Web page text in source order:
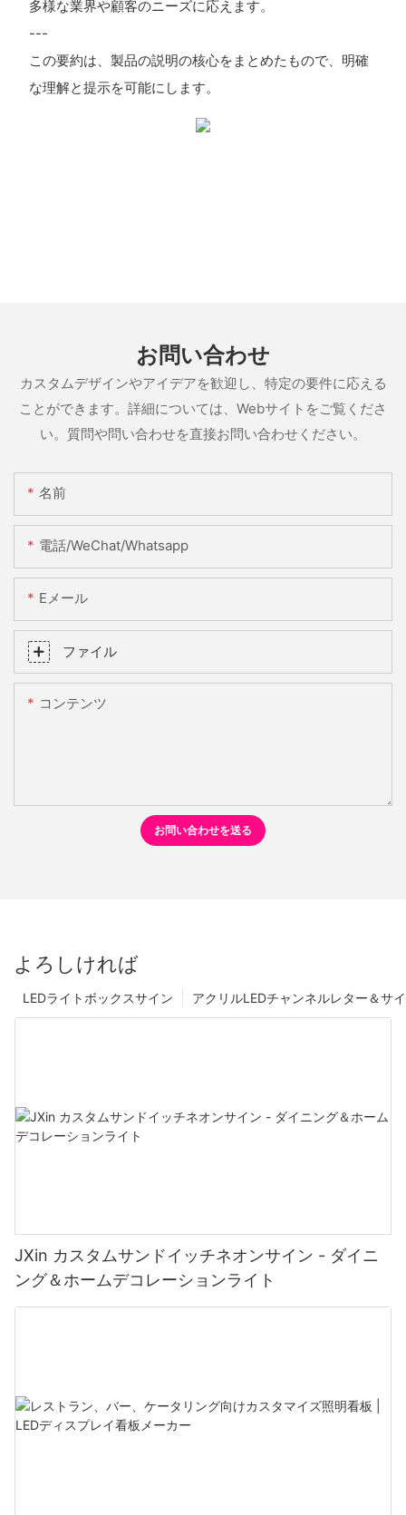
多様な業界や顧客のニーズに応えます。
---
この要約は、製品の説明の核心をまとめたもので、明確
な理解と提示を可能にします。
お問い合わせ
カスタムデザインやアイデアを歓迎し、特定の要件に応える
ことができます。詳細については、Webサイトをご覧くださ
い。質問や問い合わせを直接お問い合わせください。
名前
電話/WeChat/Whatsapp
Eメール
ファイル
コンテンツ
お問い合わせを送る
よろしければ
アクリルLEDチャンネルレター＆サ
LEDライトボックスサイン
JXin カスタムサンドイッチネオンサイン - ダイニ
ング＆ホームデコレーションライト